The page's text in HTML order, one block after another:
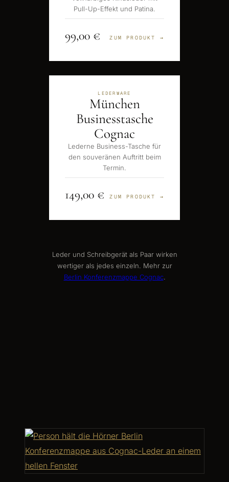
Pull-Up-Effekt und Patina.
99,00 € ZUM PRODUKT →
LEDERWARE
München
Businesstasche
Cognac
Lederne Business-Tasche für
den souveränen Auftritt beim
Termin.
149,00 € ZUM PRODUKT →
Leder und Schreibgerät als Paar wirken
wertiger als jedes einzeln. Mehr zur
Berlin Konferenzmappe Cognac.